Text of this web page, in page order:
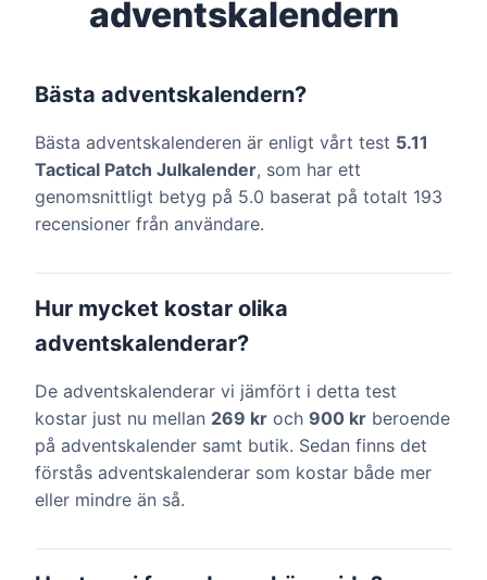
adventskalendern
Bästa adventskalendern?
Bästa adventskalenderen är enligt vårt test 5.11
Tactical Patch Julkalender, som har ett
genomsnittligt betyg på 5.0 baserat på totalt 193
recensioner från användare.
Hur mycket kostar olika
adventskalenderar?
De adventskalenderar vi jämfört i detta test
kostar just nu mellan 269 kr och 900 kr beroende
på adventskalender samt butik. Sedan finns det
förstås adventskalenderar som kostar både mer
eller mindre än så.